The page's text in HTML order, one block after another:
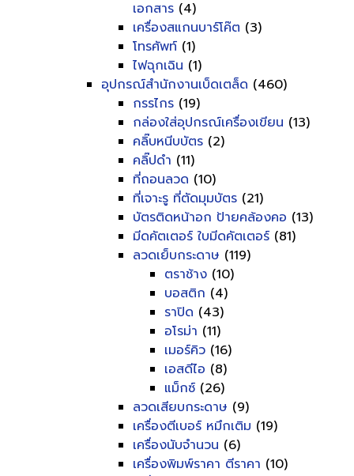
เอกสาร (4)
เครื่องสแกนบาร์โค๊ต (3)
โทรศัพท์ (1)
ไฟฉุกเฉิน (1)
อุปกรณ์สำนักงานเบ็ดเตล็ด (460)
กรรไกร (19)
กล่องใส่อุปกรณ์เครื่องเขียน (13)
คลิ๊บหนีบบัตร (2)
คลิ๊ปดำ (11)
ที่ถอนลวด (10)
ที่เจาะรู ที่ตัดมุมบัตร (21)
บัตรติดหน้าอก ป้ายคล้องคอ (13)
มีดคัตเตอร์ ใบมีดคัตเตอร์ (81)
ลวดเย็บกระดาษ (119)
ตราช้าง (10)
บอสติก (4)
ราปิด (43)
อโรม่า (11)
เมอร์คิว (16)
เอสดีไอ (8)
แม็กซ์ (26)
ลวดเสียบกระดาษ (9)
เครื่องตีเบอร์ หมึกเติม (19)
เครื่องนับจำนวน (6)
เครื่องพิมพ์ราคา ตีราคา (10)